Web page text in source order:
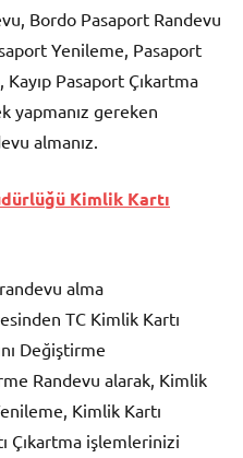
Bordo Pasaport Randevu
Yenileme, Pasaport
Pasaport Çıkartma
yapmanız gereken
almanız.
Kimlik Kartı
alma
TC Kimlik Kartı
Değiştirme
Randevu alarak, Kimlik
Kimlik Kartı
Çıkartma işlemlerinizi